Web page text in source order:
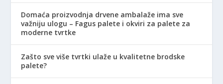
Domaća proizvodnja drvene ambalaže ima sve
važniju ulogu – Fagus palete i okviri za palete za
moderne tvrtke
Zašto sve više tvrtki ulaže u kvalitetne brodske
palete?